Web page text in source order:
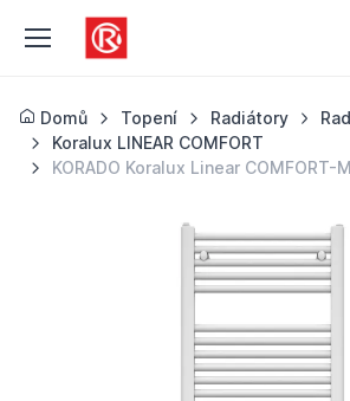
Domů Topení Radiátory
Koralux LINEAR COMFORT
KORADO Koralux Linear